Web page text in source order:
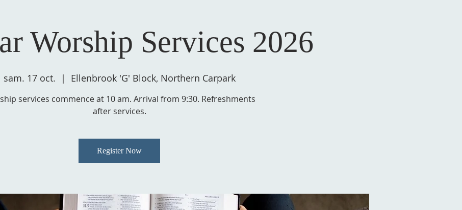
Worship Services 2026
sam. 17 oct.
  |
Ellenbrook 'G' Block, Northern Carpark
services commence at 10 am. Arrival from 9:30. Refreshments
after services.
Register Now